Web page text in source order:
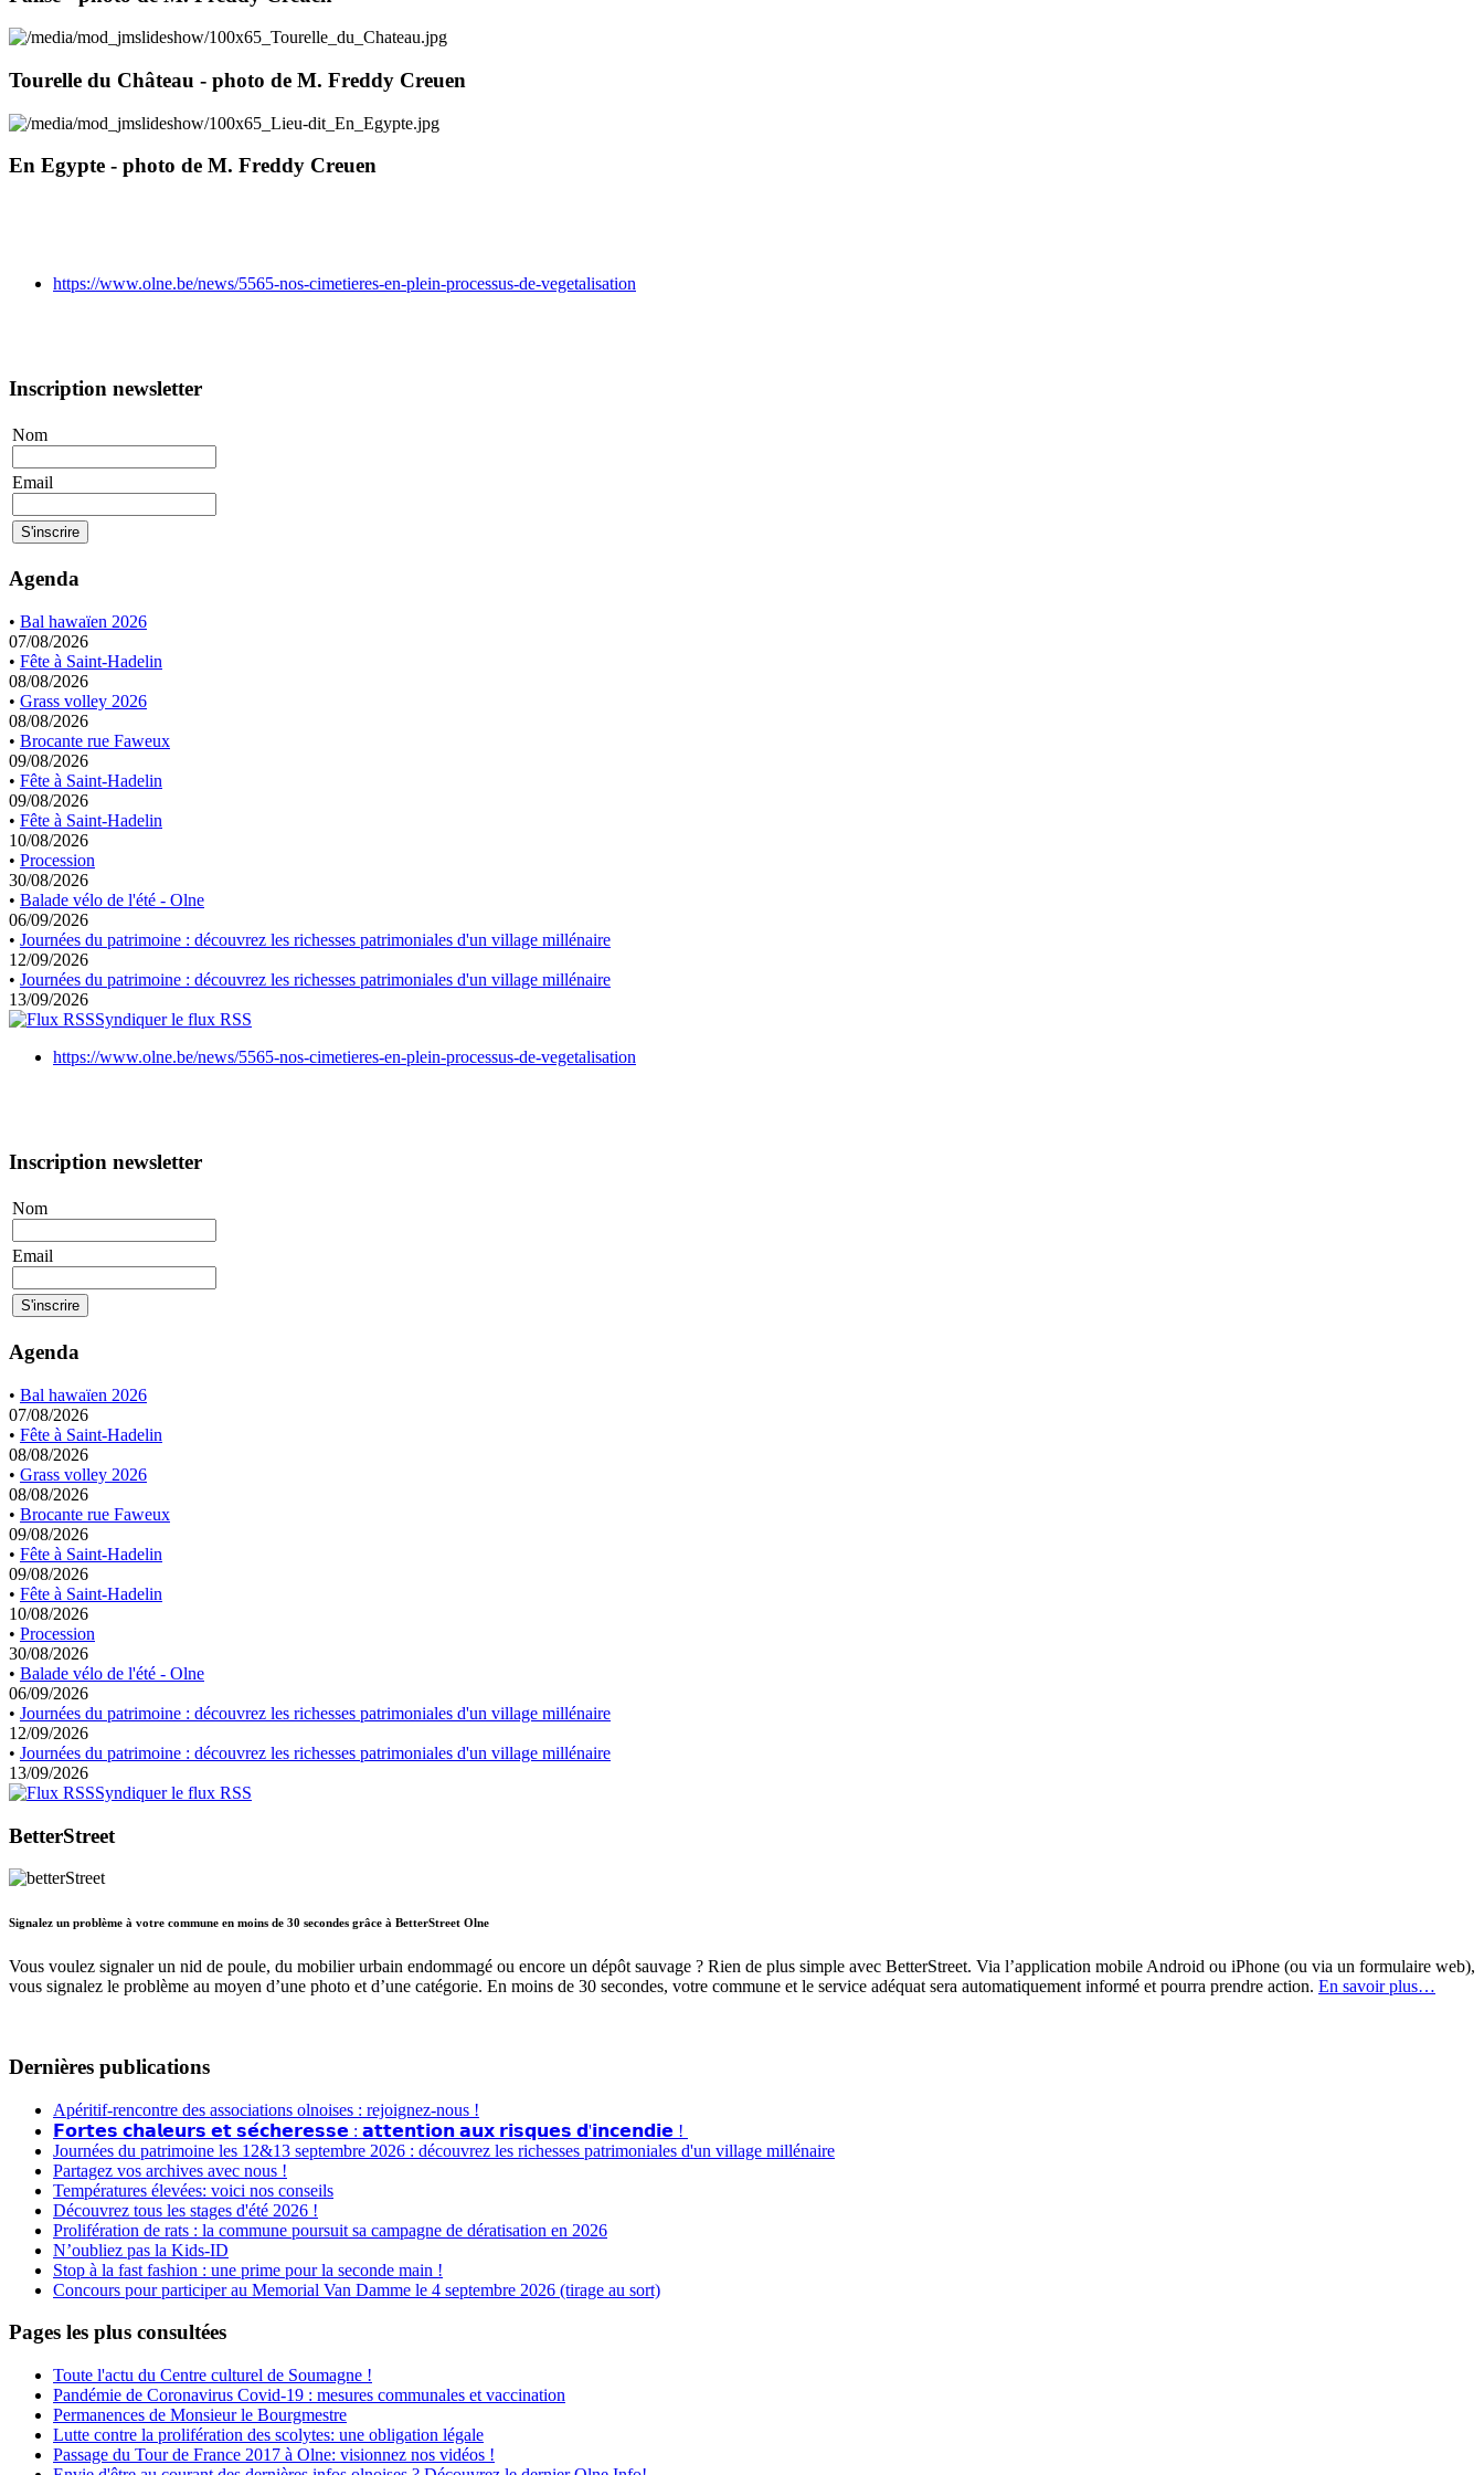
Tourelle du Château - photo de M. Freddy Creuen
En Egypte - photo de M. Freddy Creuen
https://www.olne.be/news/5565-nos-cimetieres-en-plein-processus-de-vegetalisation
Inscription newsletter
Nom
Email
Agenda
• Bal hawaïen 2026
07/08/2026
• Fête à Saint-Hadelin
08/08/2026
• Grass volley 2026
08/08/2026
• Brocante rue Faweux
09/08/2026
• Fête à Saint-Hadelin
09/08/2026
• Fête à Saint-Hadelin
10/08/2026
• Procession
30/08/2026
• Balade vélo de l'été - Olne
06/09/2026
• Journées du patrimoine : découvrez les richesses patrimoniales d'un village millénaire
12/09/2026
• Journées du patrimoine : découvrez les richesses patrimoniales d'un village millénaire
13/09/2026
Syndiquer le flux RSS
https://www.olne.be/news/5565-nos-cimetieres-en-plein-processus-de-vegetalisation
Inscription newsletter
Nom
Email
Agenda
• Bal hawaïen 2026
07/08/2026
• Fête à Saint-Hadelin
08/08/2026
• Grass volley 2026
08/08/2026
• Brocante rue Faweux
09/08/2026
• Fête à Saint-Hadelin
09/08/2026
• Fête à Saint-Hadelin
10/08/2026
• Procession
30/08/2026
• Balade vélo de l'été - Olne
06/09/2026
• Journées du patrimoine : découvrez les richesses patrimoniales d'un village millénaire
12/09/2026
• Journées du patrimoine : découvrez les richesses patrimoniales d'un village millénaire
13/09/2026
Syndiquer le flux RSS
BetterStreet
Signalez un problème à votre commune en moins de 30 secondes grâce à BetterStreet Olne
Vous voulez signaler un nid de poule, du mobilier urbain endommagé ou encore un dépôt sauvage ? Rien de plus simple avec BetterStreet. Via l’application mobile Android ou iPhone (ou via un formulaire web),
vous signalez le problème au moyen d’une photo et d’une catégorie. En moins de 30 secondes, votre commune et le service adéquat sera automatiquement informé et pourra prendre action. En savoir plus…
Dernières publications
Apéritif-rencontre des associations olnoises : rejoignez-nous !
𝗙𝗼𝗿𝘁𝗲𝘀 𝗰𝗵𝗮𝗹𝗲𝘂𝗿𝘀 𝗲𝘁 𝘀𝗲́𝗰𝗵𝗲𝗿𝗲𝘀𝘀𝗲 : 𝗮𝘁𝘁𝗲𝗻𝘁𝗶𝗼𝗻 𝗮𝘂𝘅 𝗿𝗶𝘀𝗾𝘂𝗲𝘀 𝗱'𝗶𝗻𝗰𝗲𝗻𝗱𝗶𝗲 !
Journées du patrimoine les 12&13 septembre 2026 : découvrez les richesses patrimoniales d'un village millénaire
Partagez vos archives avec nous !
Températures élevées: voici nos conseils
Découvrez tous les stages d'été 2026 !
Prolifération de rats : la commune poursuit sa campagne de dératisation en 2026
N’oubliez pas la Kids-ID
Stop à la fast fashion : une prime pour la seconde main !
Concours pour participer au Memorial Van Damme le 4 septembre 2026 (tirage au sort)
Pages les plus consultées
Toute l'actu du Centre culturel de Soumagne !
Pandémie de Coronavirus Covid-19 : mesures communales et vaccination
Permanences de Monsieur le Bourgmestre
Lutte contre la prolifération des scolytes: une obligation légale
Passage du Tour de France 2017 à Olne: visionnez nos vidéos !